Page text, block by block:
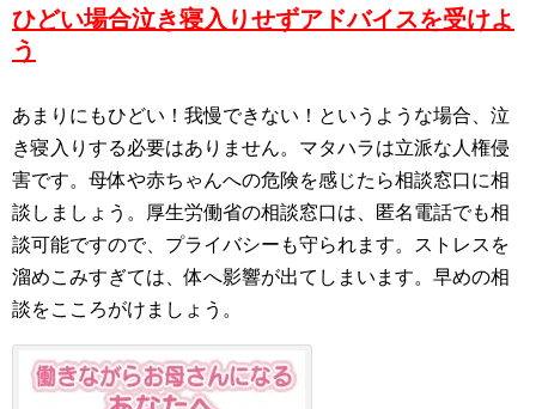
ひどい場合泣き寝入りせずアドバイスを受けよ
う
あまりにもひどい！我慢できない！というような場合、泣
き寝入りする必要はありません。マタハラは立派な人権侵
害です。母体や赤ちゃんへの危険を感じたら相談窓口に相
談しましょう。厚生労働省の相談窓口は、匿名電話でも相
談可能ですので、プライバシーも守られます。ストレスを
溜めこみすぎては、体へ影響が出てしまいます。早めの相
談をこころがけましょう。